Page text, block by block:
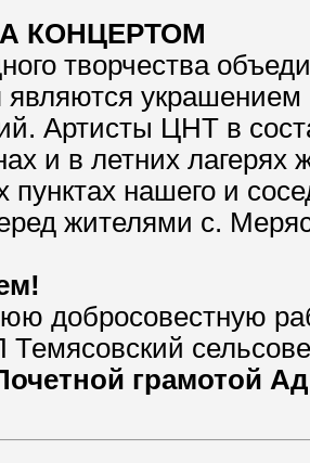
КОНЦЕРТОМ
творчества
являются
Артисты ЦНТ в
и в летних лагерях
пунктах нашего и
жителями с.
добросовестную
Темясовский
грамотой